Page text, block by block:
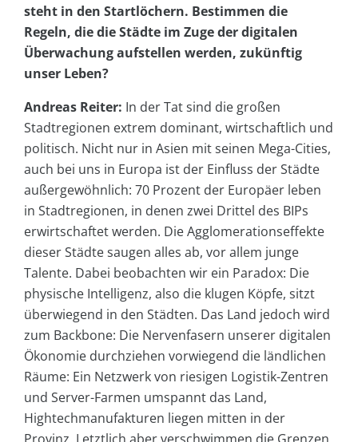
steht in den Startlöchern. Bestimmen die
Regeln, die die Städte im Zuge der digitalen
Überwachung aufstellen werden, zukünftig
unser Leben?
Andreas Reiter: In der Tat sind die großen
Stadtregionen extrem dominant, wirtschaftlich und
politisch. Nicht nur in Asien mit seinen Mega-Cities,
auch bei uns in Europa ist der Einfluss der Städte
außergewöhnlich: 70 Prozent der Europäer leben
in Stadtregionen, in denen zwei Drittel des BIPs
erwirtschaftet werden. Die Agglomerationseffekte
dieser Städte saugen alles ab, vor allem junge
Talente. Dabei beobachten wir ein Paradox: Die
physische Intelligenz, also die klugen Köpfe, sitzt
überwiegend in den Städten. Das Land jedoch wird
zum Backbone: Die Nervenfasern unserer digitalen
Ökonomie durchziehen vorwiegend die ländlichen
Räume: Ein Netzwerk von riesigen Logistik-Zentren
und Server-Farmen umspannt das Land,
Hightechmanufakturen liegen mitten in der